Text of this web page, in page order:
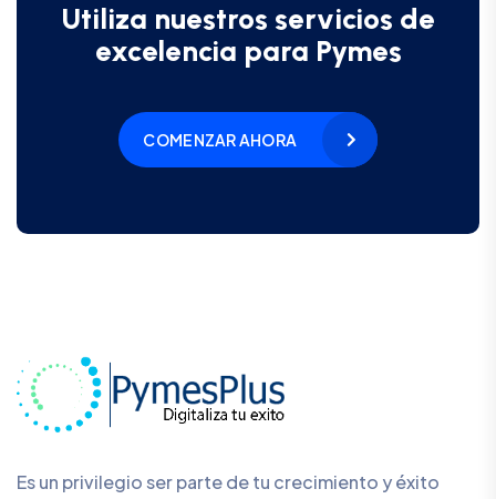
Utiliza nuestros servicios de
excelencia para Pymes
COMENZAR AHORA
Es un privilegio ser parte de tu crecimiento y éxito